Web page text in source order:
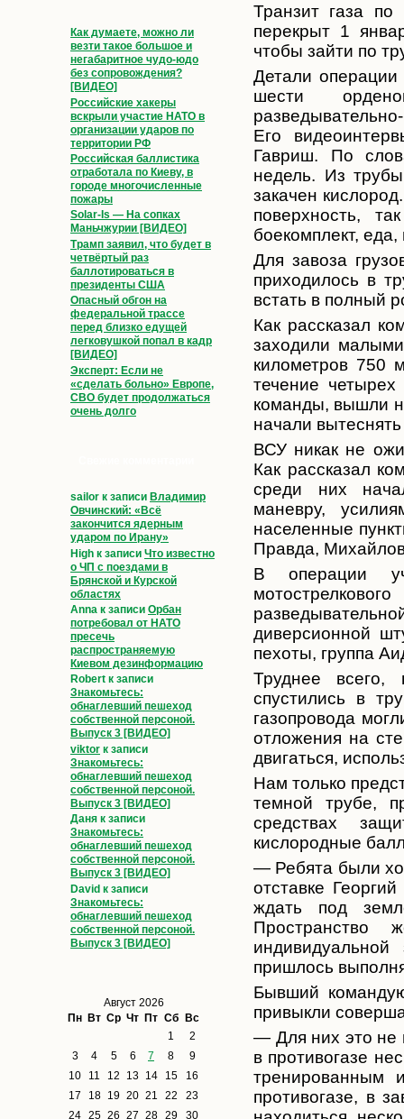
Как думаете, можно ли
везти такое большое и
негабаритное чудо-юдо
без сопровождения?
[ВИДЕО]
Российские хакеры
вскрыли участие НАТО в
организации ударов по
территории РФ
Российская баллистика
отработала по Киеву, в
городе многочисленные
пожары
Solar-Is — На сопках
Маньчжурии [ВИДЕО]
Трамп заявил, что будет в
четвёртый раз
баллотироваться в
президенты США
Опасный обгон на
федеральной трассе
перед близко едущей
легковушкой попал в кадр
[ВИДЕО]
Эксперт: Если не
«сделать больно» Европе,
СВО будет продолжаться
очень долго
sailor к записи Владимир
Овчинский: «Всё
закончится ядерным
ударом по Ирану»
High к записи Что известно
о ЧП с поездами в
Брянской и Курской
областях
Anna к записи Орбан
потребовал от НАТО
пресечь
распространяемую
Киевом дезинформацию
Robert к записи
Знакомьтесь:
обнаглевший пешеход
собственной персоной.
Выпуск 3 [ВИДЕО]
viktor к записи
Знакомьтесь:
обнаглевший пешеход
собственной персоной.
Выпуск 3 [ВИДЕО]
Даня к записи
Знакомьтесь:
обнаглевший пешеход
собственной персоной.
Выпуск 3 [ВИДЕО]
David к записи
Знакомьтесь:
обнаглевший пешеход
собственной персоной.
Выпуск 3 [ВИДЕО]
Август 2026
Пн Вт Ср Чт Пт Сб Вс
1
2
3
4 5 6 7 8
9
10
11 12 13 14 15
16
17
18 19 20 21 22
23
24 25 26 27 28 29
30
Транзит газа
перекрыт 1
чтобы зайти по
Детали
шести
Его
Гавриш. По
недель. Из
закачен
поверхность,
боекомплект,
Для завоза
приходилось в
встать в полный
Как рассказал
заходили
километров 750
течение
команды, вышли
начали
ВСУ никак не
Как рассказал
среди них
маневру,
населенные
Правда,
В операции
диверсионной
пехоты, группа
Труднее
спустились в
газопровода
отложения на
двигаться,
Нам только
темной трубе,
средствах
кислородные
— Ребята были
отставке
ждать под
Пространство
пришлось
Бывший
привыкли
— Для них это не
в противогазе
тренированным
противогазе, в